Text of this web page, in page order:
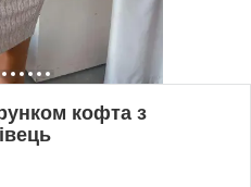
кофта з